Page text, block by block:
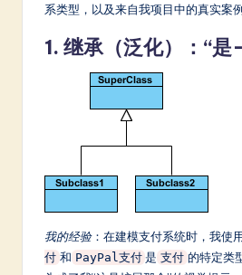
系类型，以及来自我项目中的真实案
1. 继承（泛化）：“
我的经验：在建模支付系统时，我使
付 和 PayPal支付 是 支付 的特定类